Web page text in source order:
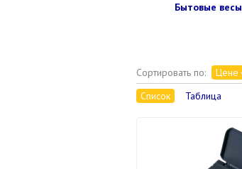
Бытовые весы
Сортировать по: Цене
Список
Таблица